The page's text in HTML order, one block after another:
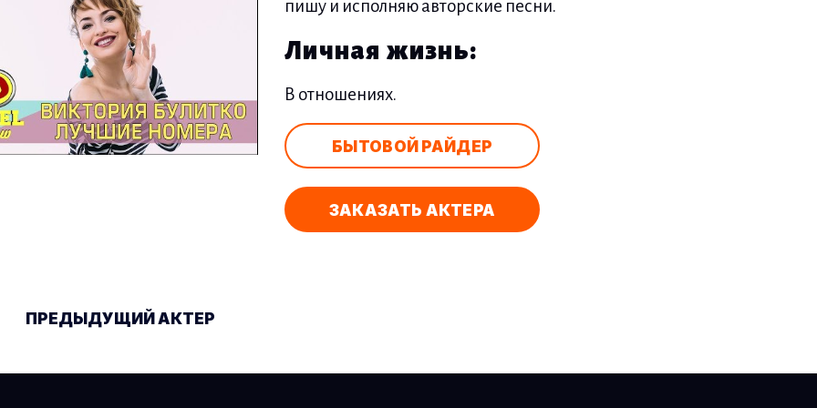
пишу и исполняю авторские песни.
Личная жизнь:
В отношениях.
БЫТОВОЙ РАЙДЕР
ЗАКАЗАТЬ АКТЕРА
по записям
ПРЕДЫДУЩИЙ АКТЕР